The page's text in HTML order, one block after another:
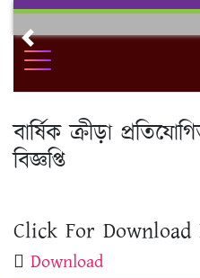
Skip
contentPrevious
বার্ষিক ক্রীড়া
বিজ্ঞপ্তি
Click For Download
Download